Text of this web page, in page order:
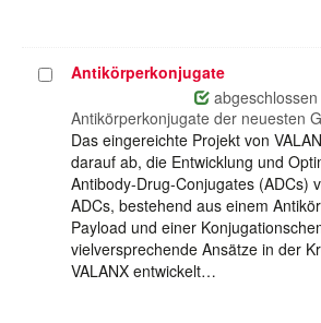
ProjektAntikörperkonjugate
abgeschlossen
Antikörperkonjugate der neuesten
Das eingereichte Projekt von
darauf ab, die Entwicklung und
Antibody-Drug-Conjugates (ADCs)
ADCs, bestehend aus einem
Payload und einer
vielversprechende Ansätze in der
VALANX entwickelt…